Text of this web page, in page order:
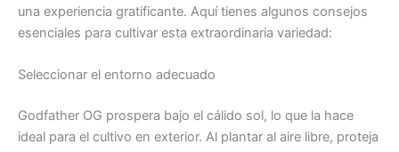
una experiencia gratificante. Aquí tienes algunos consejos
esenciales para cultivar esta extraordinaria variedad:
Seleccionar el entorno adecuado
Godfather OG prospera bajo el cálido sol, lo que la hace
ideal para el cultivo en exterior. Al plantar al aire libre, proteja